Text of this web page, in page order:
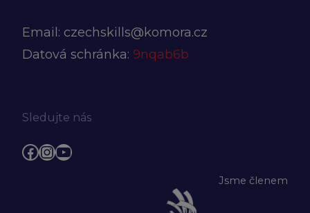
Email: czechskills@komora.cz
Datová schránka: 9nqab6b
Sledujte nás
Facebook
Instagram
YouTube
Jsme členem